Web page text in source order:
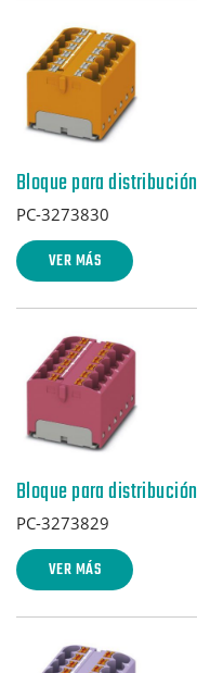
Bloque para distribución
PC-3273830
VER MÁS
Bloque para distribución
PC-3273829
VER MÁS